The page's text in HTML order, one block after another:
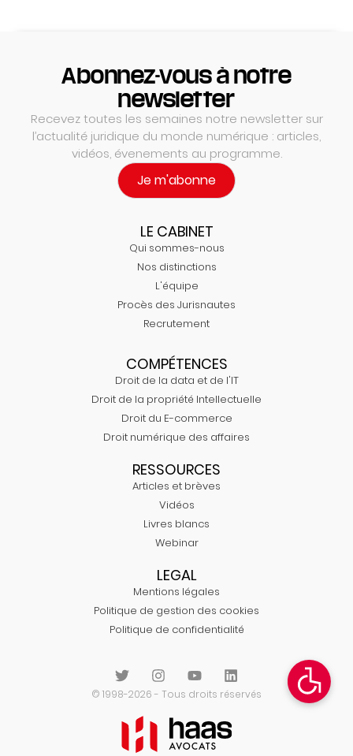
Abonnez-vous à notre
newsletter
Recevez toutes les semaines notre newsletter sur
l’actualité juridique du monde numérique : articles,
vidéos, évenements au programme.
Je m'abonne
LE CABINET
Qui sommes-nous
Nos distinctions
L'équipe
Procès des Jurisnautes
Recrutement
COMPÉTENCES
Droit de la data et de l'IT
Droit de la propriété Intellectuelle
Droit du E-commerce
Droit numérique des affaires
RESSOURCES
Articles et brèves
Vidéos
Livres blancs
Webinar
LEGAL
Mentions légales
Politique de gestion des cookies
Politique de confidentialité
© 1998-2026 - Tous droits réservés